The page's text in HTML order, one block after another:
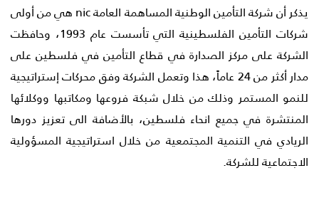
يذكر أن شركة التأمين الوطنية المساهمة العامة nic هي من أولى
شركات التأمين الفلسطينية التي تأسست عام 1993، وحافظت
الشركة على مركز الصدارة في قطاع التأمين في فلسطين على
مدار أكثر من 24 عاماً، هذا وتعمل الشركة وفق محركات إستراتيجية
للنمو المستمر وذلك من خلال شبكة فروعها ومكاتبها ووكلائها
المنتشرة في جميع انحاء فلسطين، بالأضافة الى تعزيز دورها
الريادي في التنمية المجتمعية من خلال استراتيجية المسؤولية
الاجتماعية للشركة.